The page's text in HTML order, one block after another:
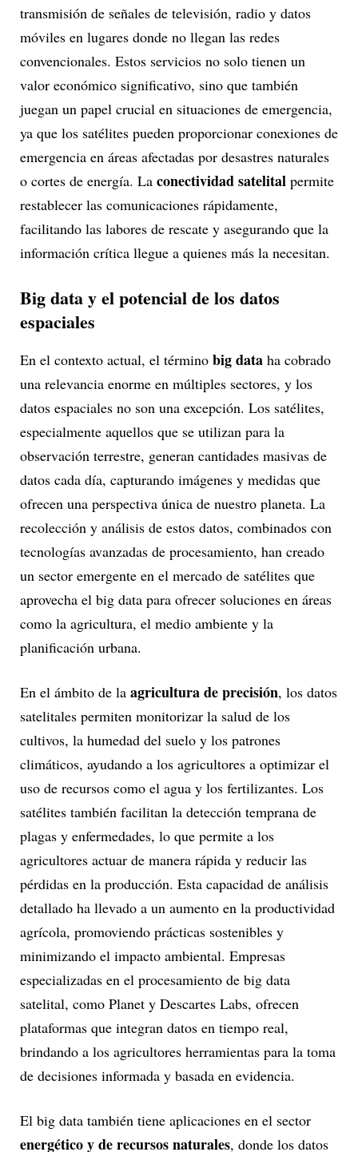
transmisión de señales de televisión, radio y datos
móviles en lugares donde no llegan las redes
convencionales. Estos servicios no solo tienen un
valor económico significativo, sino que también
juegan un papel crucial en situaciones de emergencia,
ya que los satélites pueden proporcionar conexiones de
emergencia en áreas afectadas por desastres naturales
o cortes de energía. La conectividad satelital permite
restablecer las comunicaciones rápidamente,
facilitando las labores de rescate y asegurando que la
información crítica llegue a quienes más la necesitan.
Big data y el potencial de los datos
espaciales
En el contexto actual, el término big data ha cobrado
una relevancia enorme en múltiples sectores, y los
datos espaciales no son una excepción. Los satélites,
especialmente aquellos que se utilizan para la
observación terrestre, generan cantidades masivas de
datos cada día, capturando imágenes y medidas que
ofrecen una perspectiva única de nuestro planeta. La
recolección y análisis de estos datos, combinados con
tecnologías avanzadas de procesamiento, han creado
un sector emergente en el mercado de satélites que
aprovecha el big data para ofrecer soluciones en áreas
como la agricultura, el medio ambiente y la
planificación urbana.
En el ámbito de la agricultura de precisión, los datos
satelitales permiten monitorizar la salud de los
cultivos, la humedad del suelo y los patrones
climáticos, ayudando a los agricultores a optimizar el
uso de recursos como el agua y los fertilizantes. Los
satélites también facilitan la detección temprana de
plagas y enfermedades, lo que permite a los
agricultores actuar de manera rápida y reducir las
pérdidas en la producción. Esta capacidad de análisis
detallado ha llevado a un aumento en la productividad
agrícola, promoviendo prácticas sostenibles y
minimizando el impacto ambiental. Empresas
especializadas en el procesamiento de big data
satelital, como Planet y Descartes Labs, ofrecen
plataformas que integran datos en tiempo real,
brindando a los agricultores herramientas para la toma
de decisiones informada y basada en evidencia.
El big data también tiene aplicaciones en el sector
energético y de recursos naturales, donde los datos